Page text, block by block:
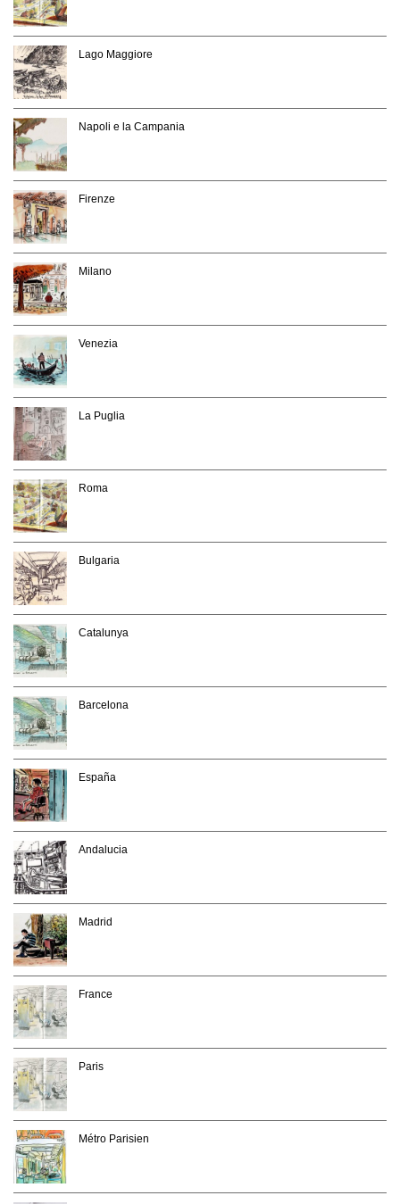
Lago Maggiore
Napoli e la Campania
Firenze
Milano
Venezia
La Puglia
Roma
Bulgaria
Catalunya
Barcelona
España
Andalucia
Madrid
France
Paris
Métro Parisien